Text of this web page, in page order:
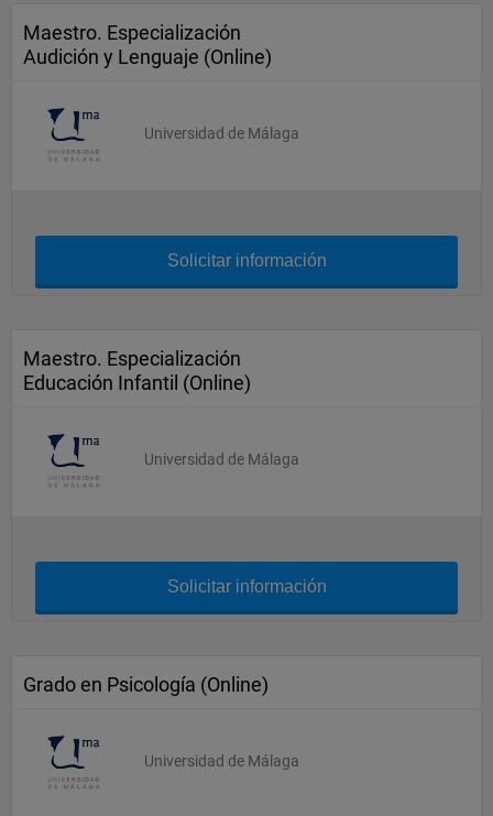
Maestro. Especialización
Audición y Lenguaje (Online)
Universidad de Málaga
Solicitar información
Maestro. Especialización
Educación Infantil (Online)
Universidad de Málaga
Solicitar información
Grado en Psicología (Online)
Universidad de Málaga